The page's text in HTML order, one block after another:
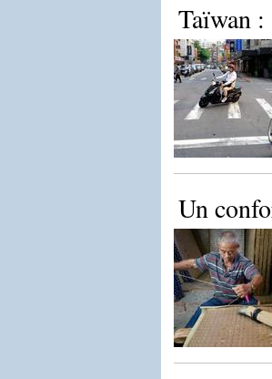
Taïwan :
Un